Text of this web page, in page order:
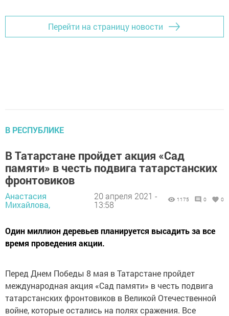
Перейти на страницу новости
В РЕСПУБЛИКЕ
В Татарстане пройдет акция «Сад
памяти» в честь подвига татарстанских
фронтовиков
Анастасия
Михайлова,
20 апреля 2021 -
13:58
1175 0 0
Один миллион деревьев планируется высадить за все
время проведения акции.
Перед Днем Победы 8 мая в Татарстане пройдет
международная акция «Сад памяти» в честь подвига
татарстанских фронтовиков в Великой Отечественной
войне, которые остались на полях сражения. Все